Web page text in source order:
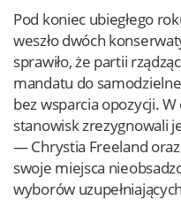
Pod koniec ubiegłego
weszło dwóch
sprawiło, że partii
mandatu do
bez wsparcia opozycji.
stanowisk zrezygnowali
— Chrystia Freeland
swoje miejsca
wyborów